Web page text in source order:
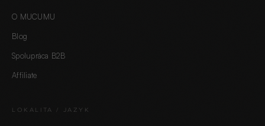
O MUCUMU
Blog
Spolupráca B2B
Affiliate
LOKALITA / JAZYK